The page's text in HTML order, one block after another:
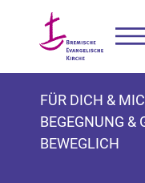
FÜR DICH &
BEGEGNUNG &
BEWEGLICH